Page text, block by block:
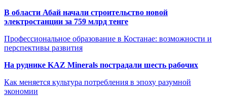
В области Абай начали строительство новой
электростанции за 759 млрд тенге
Профессиональное образование в Костанае: возможности и
перспективы развития
На руднике KAZ Minerals пострадали шесть рабочих
Как меняется культура потребления в эпоху разумной
экономии